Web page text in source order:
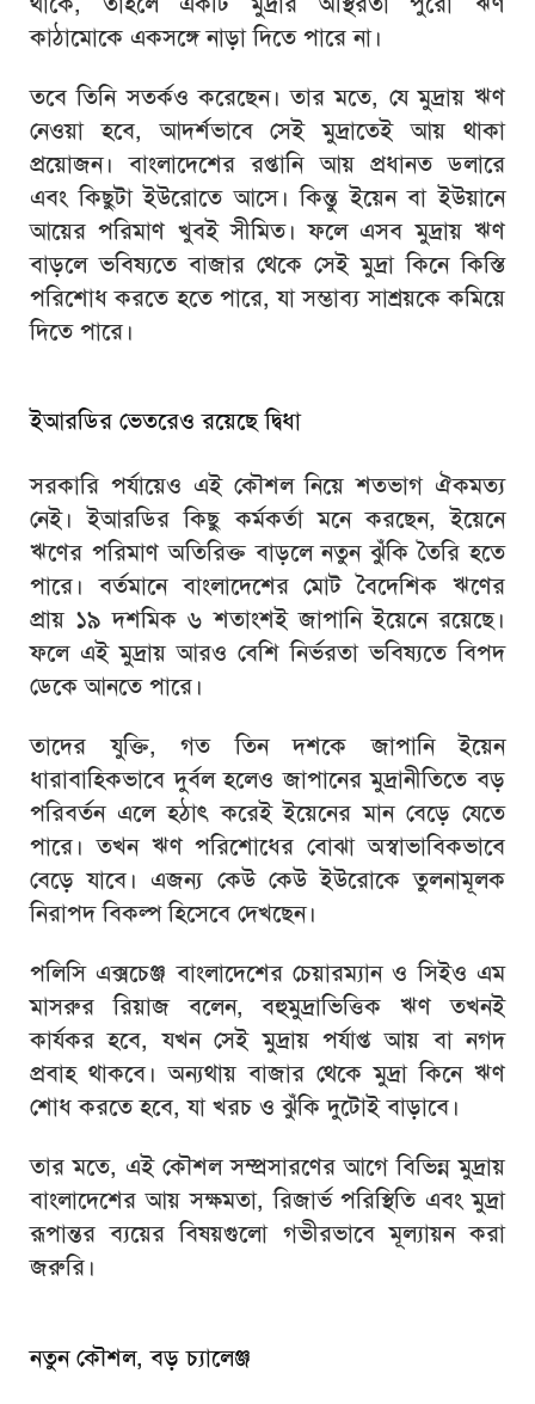
কাঠামোকে একসঙ্গে নাড়া দিতে পারে না।
তবে তিনি সতর্কও করেছেন। তার মতে, যে মুদ্রায় ঋণ
নেওয়া হবে, আদর্শভাবে সেই মুদ্রাতেই আয় থাকা
প্রয়োজন। বাংলাদেশের রপ্তানি আয় প্রধানত ডলারে
এবং কিছুটা ইউরোতে আসে। কিন্তু ইয়েন বা ইউয়ানে
আয়ের পরিমাণ খুবই সীমিত। ফলে এসব মুদ্রায় ঋণ
বাড়লে ভবিষ্যতে বাজার থেকে সেই মুদ্রা কিনে কিস্তি
পরিশোধ করতে হতে পারে, যা সম্ভাব্য সাশ্রয়কে কমিয়ে
দিতে পারে।
ইআরডির ভেতরেও রয়েছে দ্বিধা
সরকারি পর্যায়েও এই কৌশল নিয়ে শতভাগ ঐকমত্য
নেই। ইআরডির কিছু কর্মকর্তা মনে করছেন, ইয়েনে
ঋণের পরিমাণ অতিরিক্ত বাড়লে নতুন ঝুঁকি তৈরি হতে
পারে। বর্তমানে বাংলাদেশের মোট বৈদেশিক ঋণের
প্রায় ১৯ দশমিক ৬ শতাংশই জাপানি ইয়েনে রয়েছে।
ফলে এই মুদ্রায় আরও বেশি নির্ভরতা ভবিষ্যতে বিপদ
ডেকে আনতে পারে।
তাদের যুক্তি, গত তিন দশকে জাপানি ইয়েন
ধারাবাহিকভাবে দুর্বল হলেও জাপানের মুদ্রানীতিতে বড়
পরিবর্তন এলে হঠাৎ করেই ইয়েনের মান বেড়ে যেতে
পারে। তখন ঋণ পরিশোধের বোঝা অস্বাভাবিকভাবে
বেড়ে যাবে। এজন্য কেউ কেউ ইউরোকে তুলনামূলক
নিরাপদ বিকল্প হিসেবে দেখছেন।
পলিসি এক্সচেঞ্জ বাংলাদেশের চেয়ারম্যান ও সিইও এম
মাসরুর রিয়াজবলেন, বহুমুদ্রাভিত্তিক ঋণ তখনই
কার্যকর হবে, যখন সেই মুদ্রায় পর্যাপ্ত আয় বা নগদ
প্রবাহ থাকবে। অন্যথায় বাজার থেকে মুদ্রা কিনে ঋণ
শোধ করতে হবে, যা খরচ ও ঝুঁকি দুটোই বাড়াবে।
তার মতে, এই কৌশল সম্প্রসারণের আগে বিভিন্ন মুদ্রায়
বাংলাদেশের আয় সক্ষমতা, রিজার্ভ পরিস্থিতি এবং মুদ্রা
রূপান্তর ব্যয়ের বিষয়গুলো গভীরভাবে মূল্যায়ন করা
জরুরি।
নতুন কৌশল, বড় চ্যালেঞ্জ